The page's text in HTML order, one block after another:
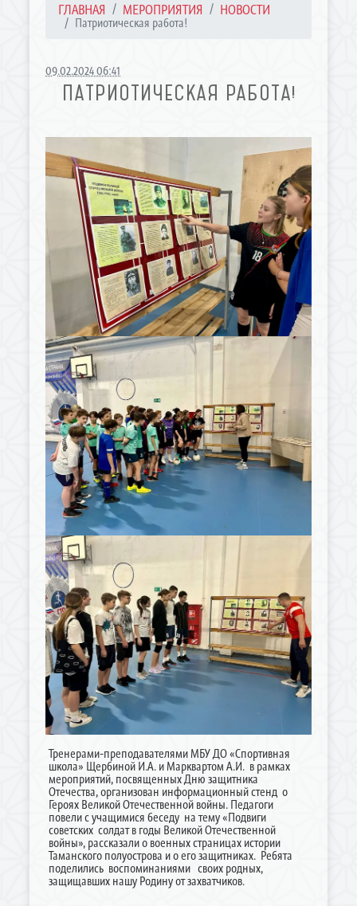
ГЛАВНАЯ МЕРОПРИЯТИЯ НОВОСТИ
Патриотическая работа!
09.02.2024 06:41
ПАТРИОТИЧЕСКАЯ РАБОТА!
Тренерами-преподавателями МБУ ДО «Спортивная
школа» Щербиной И.А. и Марквартом А.И. в рамках
мероприятий, посвященных Дню защитника
Отечества, организован информационный стенд о
Героях Великой Отечественной войны. Педагоги
повели с учащимися беседу на тему «Подвиги
советских солдат в годы Великой Отечественной
войны», рассказали о военных страницах истории
Таманского полуострова и о его защитниках. Ребята
поделились воспоминаниями своих родных,
защищавших нашу Родину от захватчиков.